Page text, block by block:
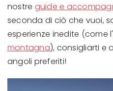
nostre guide e
seconda di ciò che vuoi,
esperienze inedite (come l'
montagna), consigliarti e
angoli preferiti!